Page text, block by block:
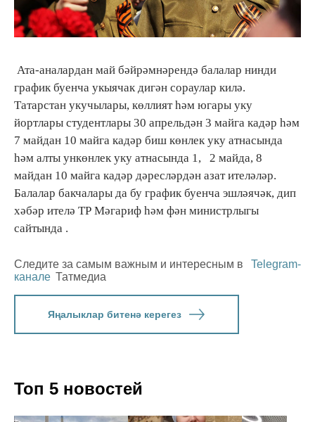
Ата-аналардан май бәйрәмнәрендә балалар нинди
график буенча укыячак дигән сораулар килә.
Татарстан укучылары, көллият һәм югары уку
йортлары студентлары 30 апрельдән 3 майга кадәр һәм
7 майдан 10 майга кадәр биш көнлек уку атнасында
һәм алты ункөнлек уку атнасында 1, 2 майда, 8
майдан 10 майга кадәр дәресләрдән азат ителәләр.
Балалар бакчалары да бу график буенча эшләячәк, дип
хәбәр ителә ТР Мәгариф һәм фән министрлыгы
сайтында .
Следите за самым важным и интересным в
Telegram-
канале Татмедиа
Яңалыклар битенә керегез
Топ 5 новостей